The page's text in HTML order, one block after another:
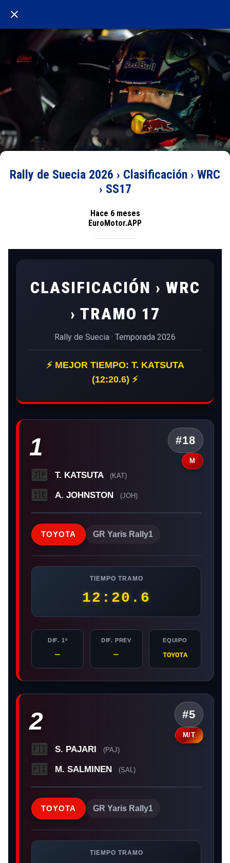
Rally de Suecia 2026 › Clasificación › WRC
› SS17
Hace 6 meses
EuroMotor.APP
CLASIFICACIÓN › WRC
› TRAMO 17
Rally de Suecia · Temporada 2026
⚡ MEJOR TIEMPO: T. KATSUTA
(12:20.6) ⚡
1 #18
M
🇯🇵 T. KATSUTA (KAT)
🇮🇪 A. JOHNSTON (JOH)
TOYOTA GR Yaris Rally1
TIEMPO TRAMO
12:20.6
DIF. 1º
—
DIF. PREV
—
EQUIPO
TOYOTA
2 #5
M/T
🇫🇮 S. PAJARI (PAJ)
🇫🇮 M. SALMINEN (SAL)
TOYOTA GR Yaris Rally1
TIEMPO TRAMO